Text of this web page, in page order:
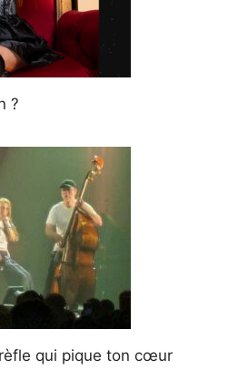
?
qui pique ton cœur